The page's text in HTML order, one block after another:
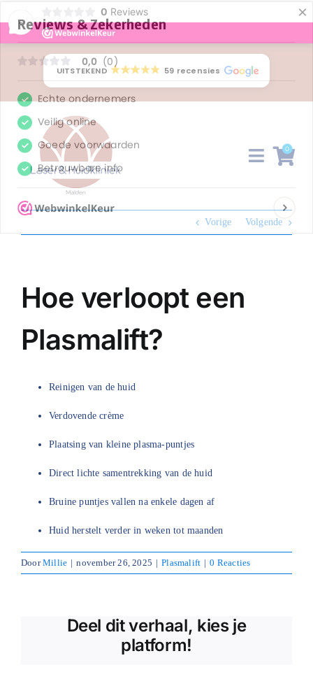
-
0 Reviews ×
UITSTEKEND 59 recensies
Toggle
Huidproblemen
Blog
Afspraak maken
0
Vorige Volgende
Hoe verloopt een
Plasmalift?
Reinigen van de huid
Verdovende crème
Plaatsing van kleine plasma-puntjes
Direct lichte samentrekking van de huid
Bruine puntjes vallen na enkele dagen af
Huid herstelt verder in weken tot maanden
DoorMillie | november 26, 2025 | Plasmalift | 0 Reacties
Deel dit verhaal, kies je
platform!